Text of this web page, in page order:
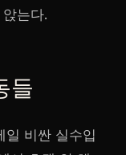
는다.
들
일 비싼 실수입